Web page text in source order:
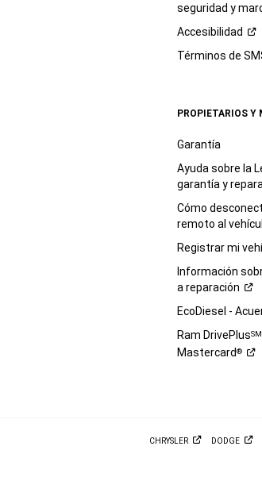
seguridad y
Accesibilidad
Términos de
PROPIETARIOS Y
Garantía
Ayuda sobre la
garantía y
Cómo
remoto al
Registrar mi
Información
areparación
EcoDiesel -
Ram DrivePlusSM
Mastercard®
CHRYSLER DODGE